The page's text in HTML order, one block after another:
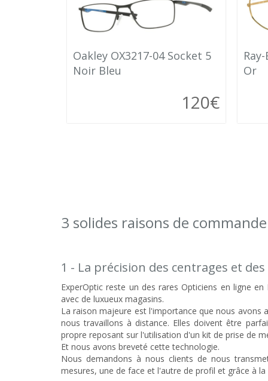
Oakley OX3217-04 Socket 5
Noir Bleu
120€
Or
3 solides raisons de
1 - La précision des centrages et
ExperOptic reste un des rares Opticiens en ligne
avec de luxueux magasins.
La raison majeure est l'importance que nous avons
nous travaillons à distance. Elles doivent être
propre reposant sur l'utilisation d'un kit de prise de
Et nous avons breveté cette technologie.
Nous demandons à nous clients de nous
mesures, une de face et l'autre de profil et grâce à